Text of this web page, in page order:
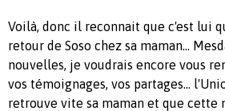
Voilà, donc il reconnait que c'est lui
retour de Soso chez sa maman...
nouvelles, je voudrais encore vous
vos témoignages, vos partages...
retrouve vite sa maman et que cette